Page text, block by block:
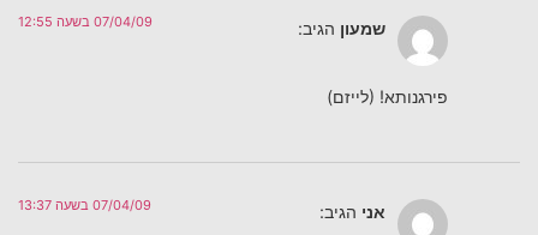
שמעון הגיב: 07/04/09 בשעה 12:55
פירגנותא! (לייזם)
אני הגיב: 07/04/09 בשעה 13:37